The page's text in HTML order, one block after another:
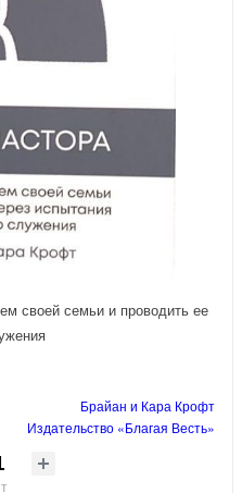
своей семьи и проводить ее
Брайан и Кара Крофт
Издательство «Благая Весть»